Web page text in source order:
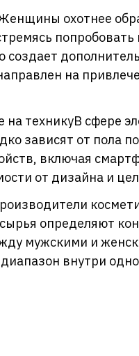
охотнее
создает
на
техникуВ сфере
зависят от пола
включая
от дизайна и
определяют
мужскими и
внутри